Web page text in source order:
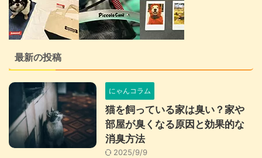
最新の投稿
にゃんコラム
猫を飼っている家は臭い？家や
部屋が臭くなる原因と効果的な
消臭方法
2025/9/9